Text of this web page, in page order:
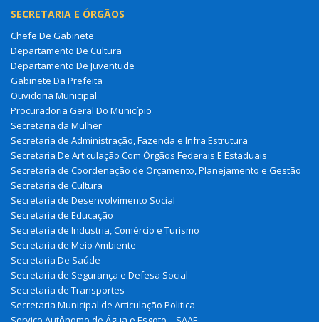
SECRETARIA E ÓRGÃOS
Chefe De Gabinete
Departamento De Cultura
Departamento De Juventude
Gabinete Da Prefeita
Ouvidoria Municipal
Procuradoria Geral Do Município
Secretaria da Mulher
Secretaria de Administração, Fazenda e Infra Estrutura
Secretaria De Articulação Com Órgãos Federais E Estaduais
Secretaria de Coordenação de Orçamento, Planejamento e Gestão
Secretaria de Cultura
Secretaria de Desenvolvimento Social
Secretaria de Educação
Secretaria de Industria, Comércio e Turismo
Secretaria de Meio Ambiente
Secretaria De Saúde
Secretaria de Segurança e Defesa Social
Secretaria de Transportes
Secretaria Municipal de Articulação Politica